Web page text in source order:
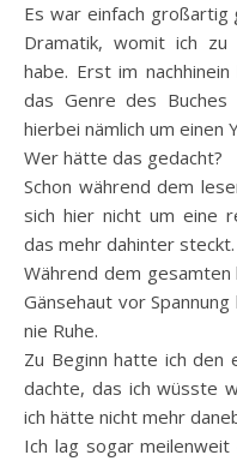
Es war einfach großartig
Dramatik, womit ich
habe. Erst im
das Genre des Buches
hierbei nämlich um einen
Wer hätte das gedacht?
Schon während dem
sich hier nicht um eine
das mehr dahinter steckt.
Während dem
Gänsehaut vor
nie Ruhe.
Zu Beginn hatte ich den
dachte, das ich wüsste
ich hätte nicht mehr
Ich lag sogar